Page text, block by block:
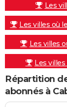
Les
Les villes où
Les villes
Les
Répartition
abonnés à